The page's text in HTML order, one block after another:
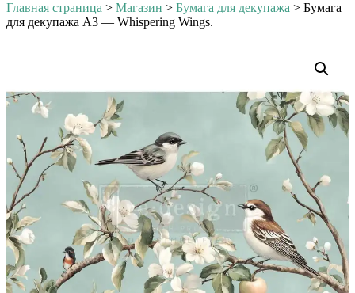
Главная страница > Магазин > Бумага для декупажа > Бумага
для декупажа А3 — Whispering Wings.